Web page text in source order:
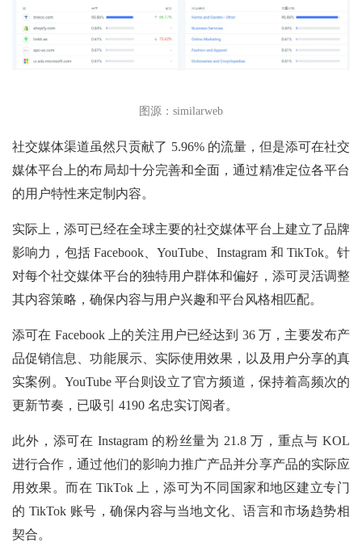
图源：similarweb
社交媒体渠道虽然只贡献了 5.96% 的流量，但是添可在社交
媒体平台上的布局却十分完善和全面，通过精准定位各平台
的用户特性来定制内容。
实际上，添可已经在全球主要的社交媒体平台上建立了品牌
影响力，包括 Facebook、YouTube、Instagram 和 TikTok。针
对每个社交媒体平台的独特用户群体和偏好，添可灵活调整
其内容策略，确保内容与用户兴趣和平台风格相匹配。
添可在 Facebook 上的关注用户已经达到 36 万，主要发布产
品促销信息、功能展示、实际使用效果，以及用户分享的真
实案例。YouTube 平台则设立了官方频道，保持着高频次的
更新节奏，已吸引 4190 名忠实订阅者。
此外，添可在 Instagram 的粉丝量为 21.8 万，重点与 KOL
进行合作，通过他们的影响力推广产品并分享产品的实际应
用效果。而在 TikTok 上，添可为不同国家和地区建立专门
的 TikTok 账号，确保内容与当地文化、语言和市场趋势相
契合。